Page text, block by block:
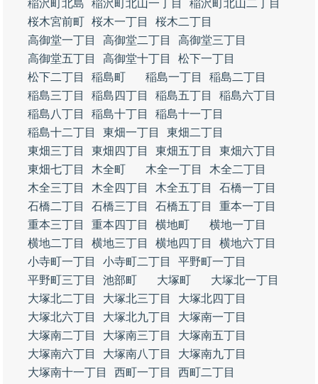
稲沢町北島 稲沢町北山一丁目
稲沢町北山二丁目
桜木宮前町 桜木一丁目
桜木二丁目
高御堂一丁目
高御堂二丁目
高御堂三丁目
高御堂五丁目
高御堂十丁目
松下一丁目
松下二丁目
稲島町 稲島一丁目
稲島二丁目
稲島三丁目
稲島四丁目 稲島五丁目
稲島六丁目
稲島八丁目
稲島十丁目
稲島十一丁目
稲島十二丁目
東畑一丁目
東畑二丁目
東畑三丁目
東畑四丁目 東畑五丁目
東畑六丁目
東畑七丁目
木全町 木全一丁目
木全二丁目
木全三丁目
木全四丁目 木全五丁目
石橋一丁目
石橋二丁目
石橋三丁目 石橋五丁目
重本一丁目
重本三丁目
重本四丁目 横地町
横地一丁目
横地二丁目
横地三丁目 横地四丁目
横地六丁目
小寺町一丁目
小寺町二丁目
平野町一丁目
平野町三丁目
池部町 大塚町
大塚北一丁目
大塚北二丁目
大塚北三丁目
大塚北四丁目
大塚北六丁目
大塚北九丁目
大塚南一丁目
大塚南二丁目
大塚南三丁目
大塚南五丁目
大塚南六丁目
大塚南八丁目
大塚南九丁目
大塚南十一丁目
西町一丁目
西町二丁目